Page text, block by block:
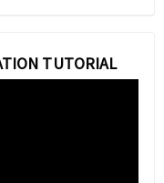
TUTORIAL